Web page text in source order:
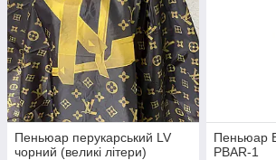
Пеньюар перукарський LV
чорний (великі літери)
Пеньюар
PBAR-1